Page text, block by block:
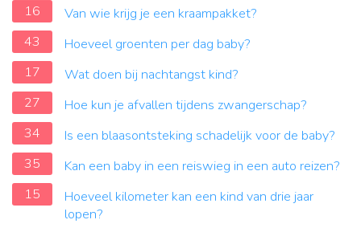
16
Van wie krijg je een kraampakket?
43
Hoeveel groenten per dag baby?
17
Wat doen bij nachtangst kind?
27
Hoe kun je afvallen tijdens zwangerschap?
34
Is een blaasontsteking schadelijk voor de baby?
35
Kan een baby in een reiswieg in een auto reizen?
15
Hoeveel kilometer kan een kind van drie jaar
lopen?